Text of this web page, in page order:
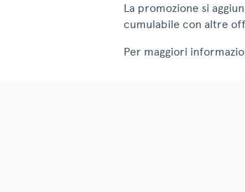
La promozione si
cumulabile con altre
Per maggiori